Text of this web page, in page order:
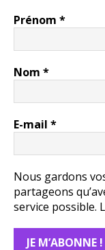
Prénom *
Nom *
E-mail *
Nous gardons
partageons
service possible.